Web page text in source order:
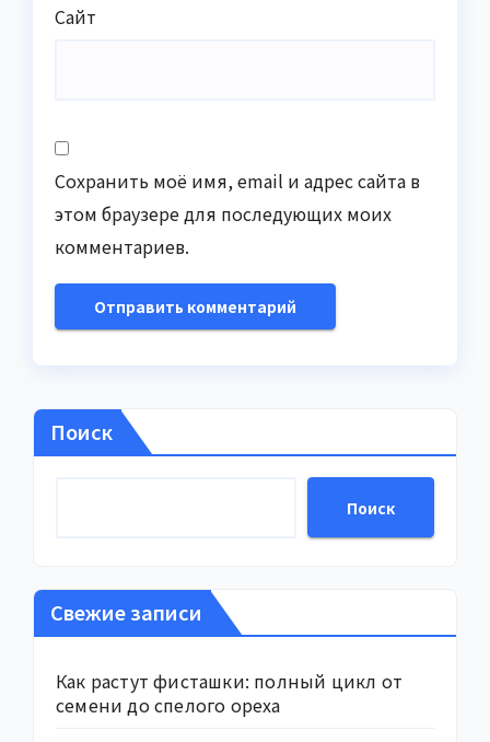
Сайт
Сохранить моё имя, email и адрес сайта в
этом браузере для последующих моих
комментариев.
Поиск
Поиск
Свежие записи
Как растут фисташки: полный цикл от
семени до спелого ореха